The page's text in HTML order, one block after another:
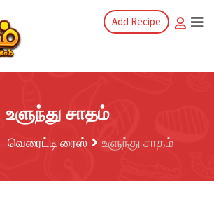
Add Recipe
உளுந்து சாதம்
வெரைட்டி ரைஸ் உளுந்து சாதம்